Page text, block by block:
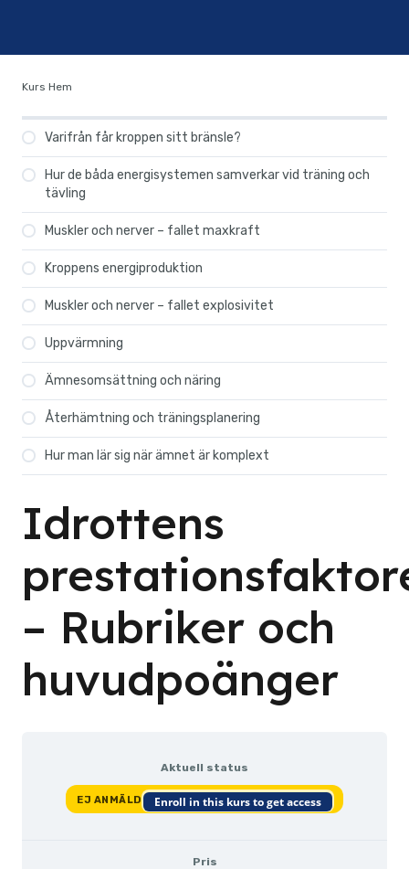
Kurs Hem
Varifrån får kroppen sitt bränsle?
Hur de båda energisystemen samverkar vid träning och
tävling
Muskler och nerver – fallet maxkraft
Kroppens energiproduktion
Muskler och nerver – fallet explosivitet
Uppvärmning
Ämnesomsättning och näring
Återhämtning och träningsplanering
Hur man lär sig när ämnet är komplext
Idrottens
– Rubriker och
huvudpoänger
Aktuell status
EJ ANMÄLD Enroll in this kurs to get access
Pris